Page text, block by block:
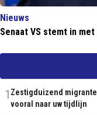
Nieuws
Senaat VS stemt in
1 Zestigduizend
vooral naar uw tijdlijn